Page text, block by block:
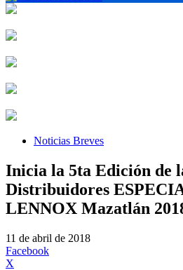
Noticias Breves
Inicia la 5ta Edición de
Distribuidores
LENNOX Mazatlán
11 de abril de 2018
Facebook
X